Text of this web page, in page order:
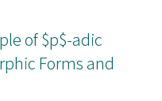
of $p$-adic
Forms and